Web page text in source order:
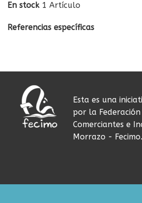
En stock 1 Artículo
Referencias específicas
Esta es una
por la Federación
Comerciantes e
Morrazo - Fecimo.